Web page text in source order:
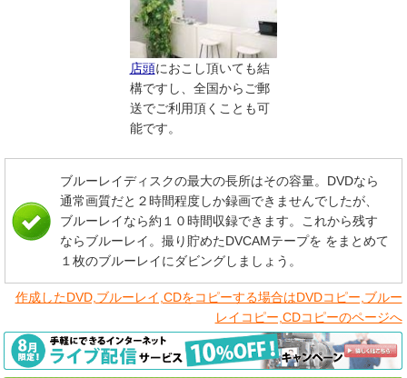
店頭におこし頂いても結
構ですし、全国からご郵
送でご利用頂くことも可
能です。
ブルーレイディスクの最大の長所はその容量。DVDなら
通常画質だと２時間程度しか録画できませんでしたが、
ブルーレイなら約１０時間収録できます。これから残す
ならブルーレイ。撮り貯めたDVCAMテープを をまとめて
１枚のブルーレイにダビングしましょう。
作成したDVD,ブルーレイ,CDをコピーする場合はDVDコピー,ブルー
レイコピー,CDコピーのページへ